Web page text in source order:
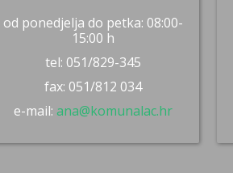
od ponedjelja do petka: 08:00-
15:00 h
tel: 051/829-345
fax: 051/812 034
e-mail: ana@komunalac.hr